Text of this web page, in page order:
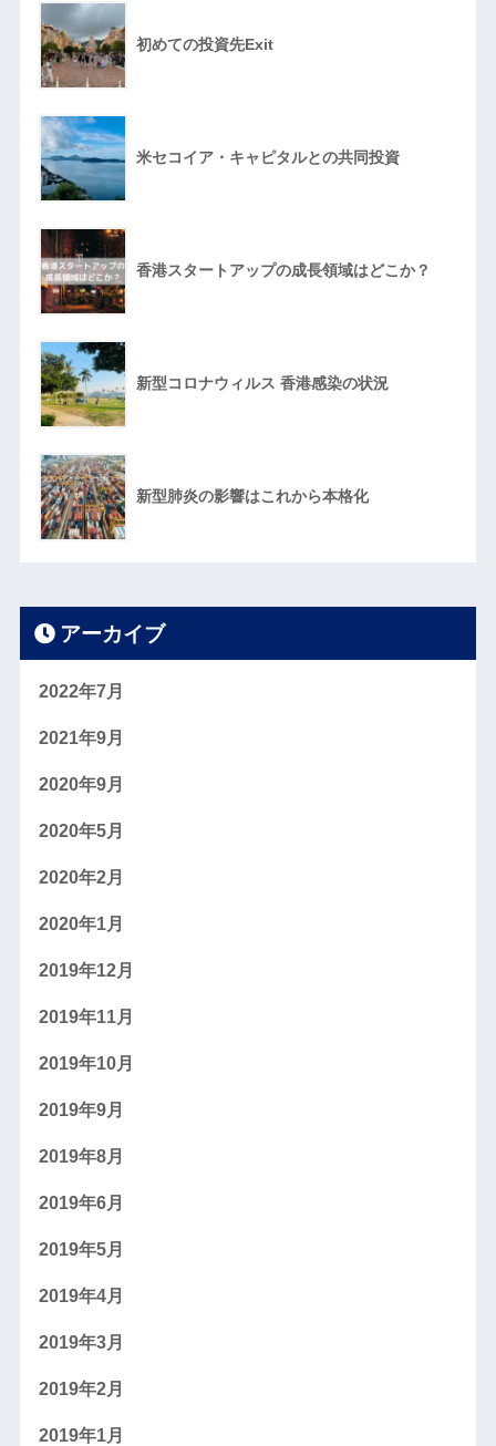
初めての投資先Exit
米セコイア・キャピタルとの共同投資
香港スタートアップの成長領域はどこか？
新型コロナウィルス 香港感染の状況
新型肺炎の影響はこれから本格化
アーカイブ
2022年7月
2021年9月
2020年9月
2020年5月
2020年2月
2020年1月
2019年12月
2019年11月
2019年10月
2019年9月
2019年8月
2019年6月
2019年5月
2019年4月
2019年3月
2019年2月
2019年1月